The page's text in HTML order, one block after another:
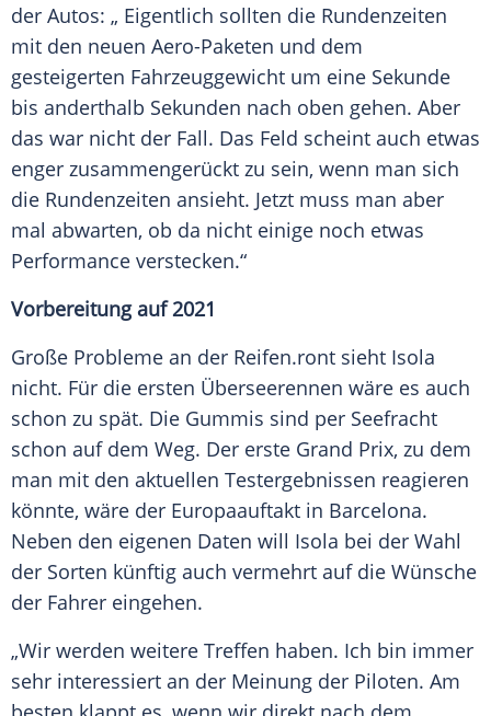
der Autos: „ Eigentlich sollten die Rundenzeiten
mit den neuen Aero-Paketen und dem
gesteigerten Fahrzeuggewicht um eine Sekunde
bis anderthalb Sekunden nach oben gehen. Aber
das war nicht der Fall. Das Feld scheint auch etwas
enger zusammengerückt zu sein, wenn man sich
die Rundenzeiten ansieht. Jetzt muss man aber
mal abwarten, ob da nicht einige noch etwas
Performance verstecken.“
Vorbereitung auf 2021
Große Probleme an der Reifen.ront sieht Isola
nicht. Für die ersten Überseerennen wäre es auch
schon zu spät. Die Gummis sind per Seefracht
schon auf dem Weg. Der erste Grand Prix, zu dem
man mit den aktuellen Testergebnissen reagieren
könnte, wäre der Europaauftakt in Barcelona.
Neben den eigenen Daten will Isola bei der Wahl
der Sorten künftig auch vermehrt auf die Wünsche
der Fahrer eingehen.
„Wir werden weitere Treffen haben. Ich bin immer
sehr interessiert an der Meinung der Piloten. Am